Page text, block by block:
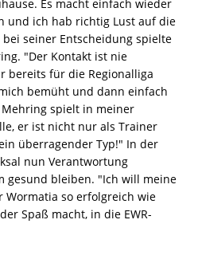
Es macht einfach wieder
und ich hab richtig Lust auf die
seiner Entscheidung spielte
"Der Kontakt ist nie
bereits für die Regionalliga
bemüht und dann einfach
spielt in meiner
er ist nicht nur als Trainer
überragender Typ!" In der
nun Verantwortung
gesund bleiben. "Ich will meine
so erfolgreich wie
Spaß macht, in die EWR-